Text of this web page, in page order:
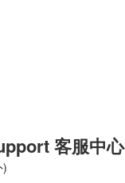
客服中心
)